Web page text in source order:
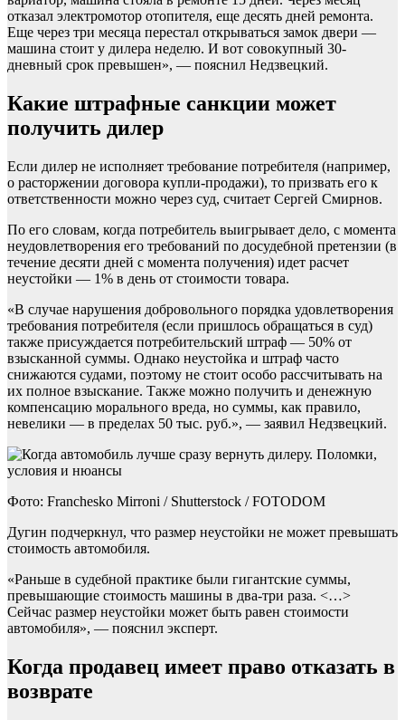
отказал электромотор отопителя, еще десять дней ремонта.
Еще через три месяца перестал открываться замок двери —
машина стоит у дилера неделю. И вот совокупный 30-
дневный срок превышен», — пояснил Недзвецкий.
Какие штрафные санкции может
получить дилер
Если дилер не исполняет требование потребителя (например,
о расторжении договора купли-продажи), то призвать его к
ответственности можно через суд, считает Сергей Смирнов.
По его словам, когда потребитель выигрывает дело, с момента
неудовлетворения его требований по досудебной претензии (в
течение десяти дней с момента получения) идет расчет
неустойки — 1% в день от стоимости товара.
«В случае нарушения добровольного порядка удовлетворения
требования потребителя (если пришлось обращаться в суд)
также присуждается потребительский штраф — 50% от
взысканной суммы. Однако неустойка и штраф часто
снижаются судами, поэтому не стоит особо рассчитывать на
их полное взыскание. Также можно получить и денежную
компенсацию морального вреда, но суммы, как правило,
невелики — в пределах 50 тыс. руб.», — заявил Недзвецкий.
Фото: Franchesko Mirroni / Shutterstock / FOTODOM
Дугин подчеркнул, что размер неустойки не может превышать
стоимость автомобиля.
«Раньше в судебной практике были гигантские суммы,
превышающие стоимость машины в два-три раза. <…>
Сейчас размер неустойки может быть равен стоимости
автомобиля», — пояснил эксперт.
Когда продавец имеет право отказать в
возврате